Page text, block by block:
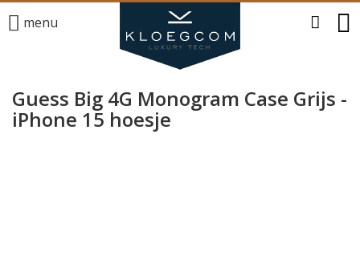
menu
Guess Big 4G Monogram Case Grijs -
iPhone 15 hoesje